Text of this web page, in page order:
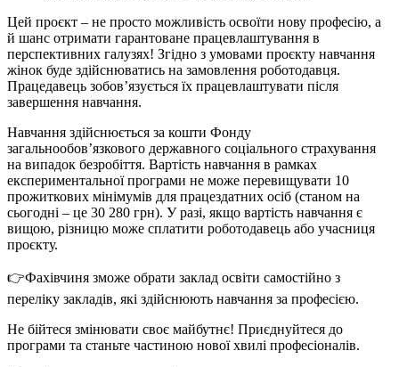
Цей проєкт – не просто можливість освоїти нову професію, а
й шанс отримати гарантоване працевлаштування в
перспективних галузях! Згідно з умовами проєкту навчання
жінок буде здійснюватись на замовлення роботодавця.
Працедавець зобов’язується їх працевлаштувати після
завершення навчання.
Навчання здійснюється за кошти Фонду
загальнообов’язкового державного соціального страхування
на випадок безробіття. Вартість навчання в рамках
експериментальної програми не може перевищувати 10
прожиткових мінімумів для працездатних осіб (станом на
сьогодні – це 30 280 грн). У разі, якщо вартість навчання є
вищою, різницю може сплатити роботодавець або учасниця
проєкту.
👉Фахівчиня зможе обрати заклад освіти самостійно з
переліку закладів, які здійснюють навчання за професією.
Не бійтеся змінювати своє майбутнє! Приєднуйтеся до
програми та станьте частиною нової хвилі професіоналів.